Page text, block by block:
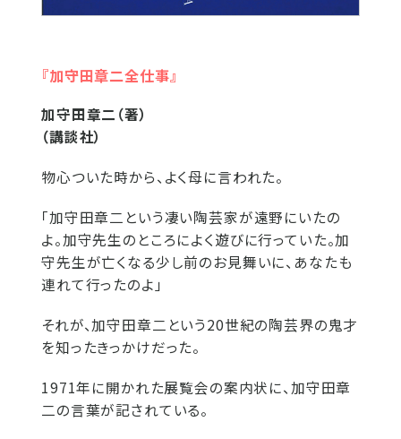
『加守田章二全仕事』
加守田章二（著）
（講談社）
物心ついた時から、よく母に言われた。
「加守田章二という凄い陶芸家が遠野にいたの
よ。加守先生のところによく遊びに行っていた。加
守先生が亡くなる少し前のお見舞いに、あなたも
連れて行ったのよ」
それが、加守田章二という20世紀の陶芸界の鬼才
を知ったきっかけだった。
1971年に開かれた展覧会の案内状に、加守田章
二の言葉が記されている。